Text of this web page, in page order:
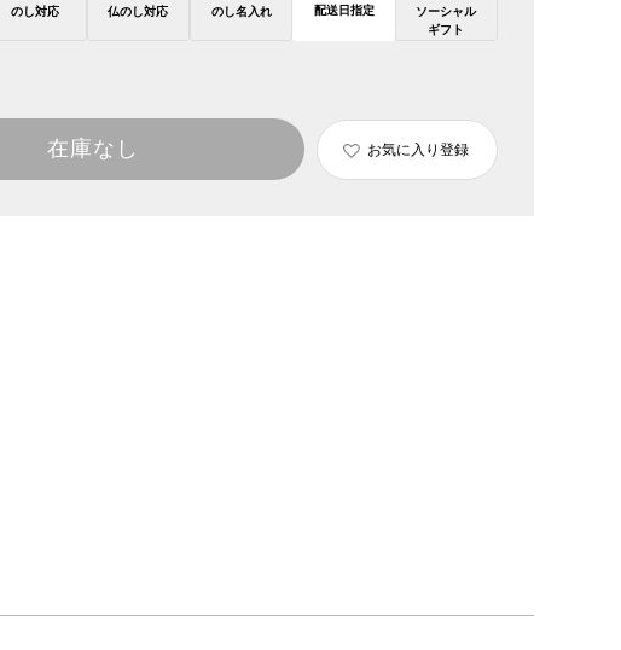
のし対応 仏のし対応 のし名入れ 配送日指定
ソーシャル
ギフト
在庫なし お気に入り登録